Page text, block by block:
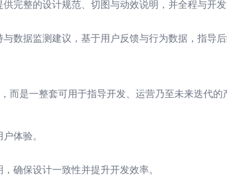
完整的设计规范、切图与动效说明，并全程与开
数据监测建议，基于用户反馈与行为数据，指导
是一整套可用于指导开发、运营乃至未来迭代的
体验。
确保设计一致性并提升开发效率。